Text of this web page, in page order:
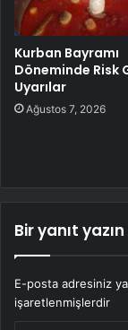
Kurban Bayramı
Döneminde Risk
Uyarılar
Ağustos 7, 2026
Bir yanıt yazın
E-posta adresiniz
işaretlenmişlerdir